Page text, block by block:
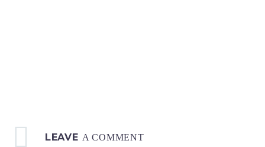
LEAVE A COMMENT